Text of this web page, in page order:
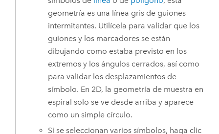
geometría es una línea gris de guiones
intermitentes. Utilícela para validar que los
guiones y los marcadores se están
dibujando como estaba previsto en los
extremos y los ángulos cerrados, así como
para validar los desplazamientos de
símbolo. En 2D, la geometría de muestra en
espiral solo se ve desde arriba y aparece
como un simple círculo.
Si se seleccionan varios símbolos, haga clic